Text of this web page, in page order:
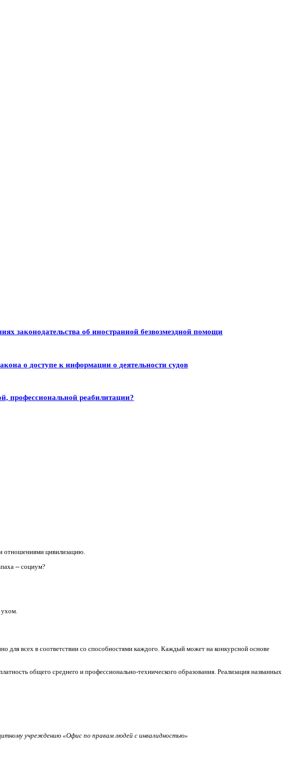
законодательства об иностранной безвозмездной помощи
о доступе к информации о деятельности судов
профессиональной реабилитации?
отношениями цивилизацию.
-- социум?
ухом.
для всех в соответствии со способностями каждого. Каждый может на конкурсной основе
общего среднего и профессионально-технического образования. Реализация названных
учреждению «Офис по правам людей с инвалидностью»